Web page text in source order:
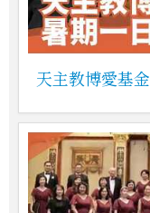
天主教博愛基